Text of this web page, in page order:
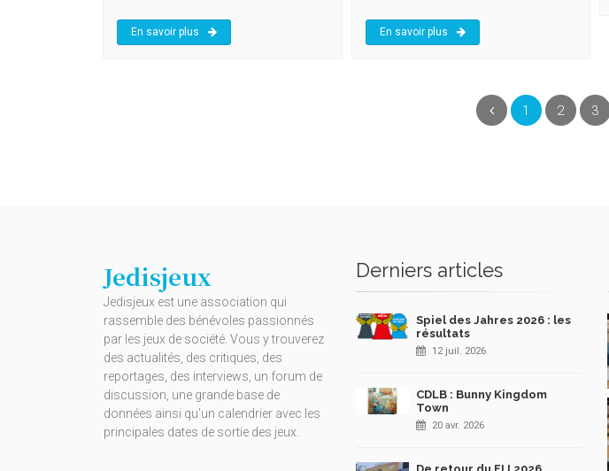
En savoir plus En savoir plus
Précédent
1 (current)
2 3
Jedisjeux
Jedisjeux est une association qui
rassemble des bénévoles passionnés
par les jeux de société. Vous y trouverez
des actualités, des critiques, des
reportages, des interviews, un forum de
discussion, une grande base de
données ainsi qu’un calendrier avec les
principales dates de sortie des jeux.
Derniers articles
Spiel des Jahres 2026 : les
résultats
12 juil. 2026
CDLB : Bunny Kingdom
Town
20 avr. 2026